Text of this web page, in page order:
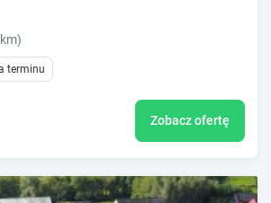
terminu
Zobacz ofertę